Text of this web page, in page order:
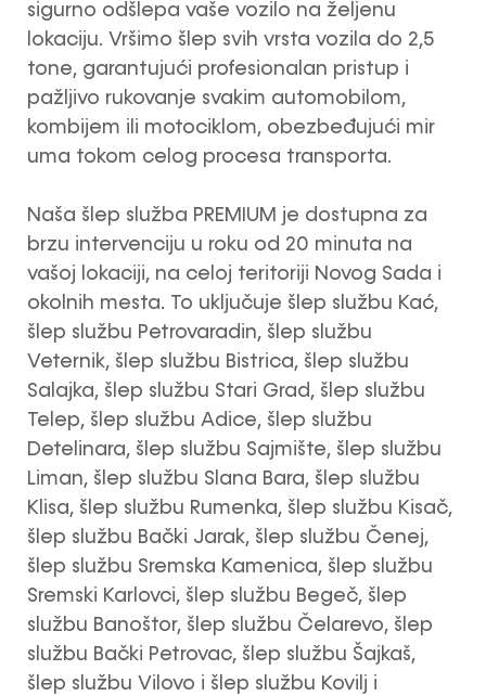
sigurno odšlepa vaše vozilo na željenu
lokaciju. Vršimo šlep svih vrsta vozila do 2,5
tone, garantujući profesionalan pristup i
pažljivo rukovanje svakim automobilom,
kombijem ili motociklom, obezbeđujući mir
uma tokom celog procesa transporta.
Naša šlep služba PREMIUM je dostupna za
brzu intervenciju u roku od 20 minuta na
vašoj lokaciji, na celoj teritoriji Novog Sada i
okolnih mesta. To uključuje šlep službu Kać,
šlep službu Petrovaradin, šlep službu
Veternik, šlep službu Bistrica, šlep službu
Salajka, šlep službu Stari Grad, šlep službu
Telep, šlep službu Adice, šlep službu
Detelinara, šlep službu Sajmište, šlep službu
Liman, šlep službu Slana Bara, šlep službu
Klisa, šlep službu Rumenka, šlep službu Kisač,
šlep službu Bački Jarak, šlep službu Čenej,
šlep službu Sremska Kamenica, šlep službu
Sremski Karlovci, šlep službu Begeč, šlep
službu Banoštor, šlep službu Čelarevo, šlep
službu Bački Petrovac, šlep službu Šajkaš,
šlep službu Vilovo i šlep službu Kovilj i